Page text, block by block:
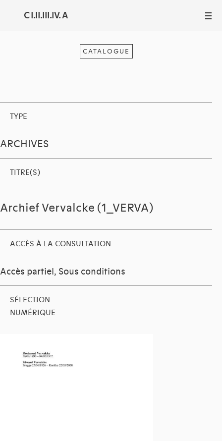
C I.II.III.IV. A III
CATALOGUE
TYPE
ARCHIVES
TITRE(S)
Archief Vervalcke (1_VERVA)
ACCÈS À LA CONSULTATION
Accès partiel, Sous conditions
SÉLECTION
NUMÉRIQUE